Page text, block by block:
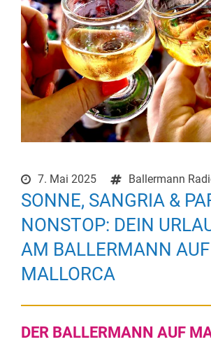
7. Mai 2025 Ballermann
SONNE, SANGRIA &
NONSTOP: DEIN
AM BALLERMANN AUF
MALLORCA
DER BALLERMANN AUF